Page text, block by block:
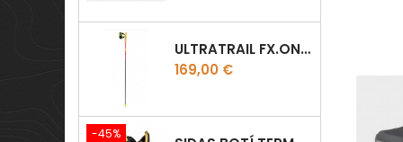
ULTRATRAIL FX.ONE SUPETLITE
Preu
169,00 €
-45%